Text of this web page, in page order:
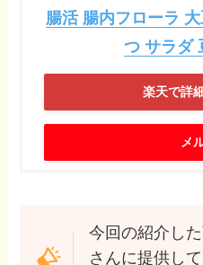
腸活 腸内フローラ
つ サラダ
楽天で詳
メ
今回の紹介し
さんに提供し